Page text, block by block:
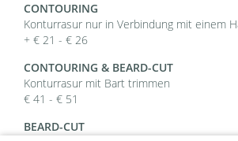
CONTOURING
Konturrasur nur in Verbindung mit einem
+ € 21 - € 26
CONTOURING & BEARD-CUT
Konturrasur mit Bart trimmen
€ 41 - € 51
BEARD-CUT